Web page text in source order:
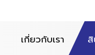
เกี่ยวกับเรา